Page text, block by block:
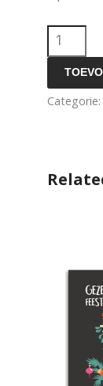
dubbele
-
vogels
Categorie: